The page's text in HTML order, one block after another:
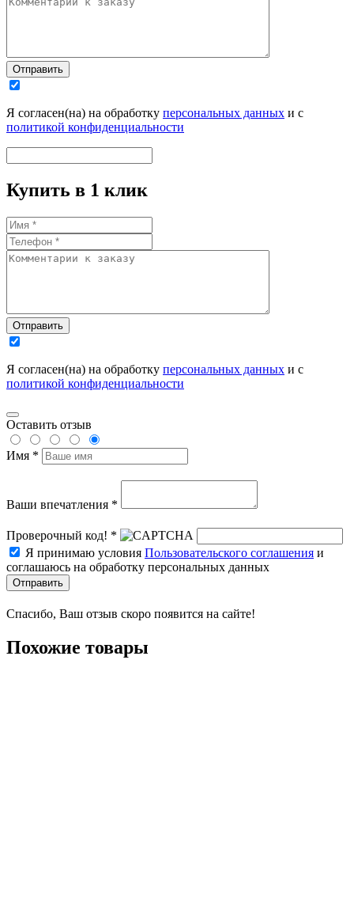
Отправить
Я согласен(на) на обработку персональных данных и с
политикой конфиденциальности
Купить в 1 клик
Отправить
Я согласен(на) на обработку персональных данных и с
политикой конфиденциальности
Оставить отзыв
Имя *
Ваши впечатления *
Проверочный код! *
Я принимаю условия Пользовательского соглашения и
соглашаюсь на обработку персональных данных
Отправить
Спасибо, Ваш отзыв скоро появится на сайте!
Похожие товары